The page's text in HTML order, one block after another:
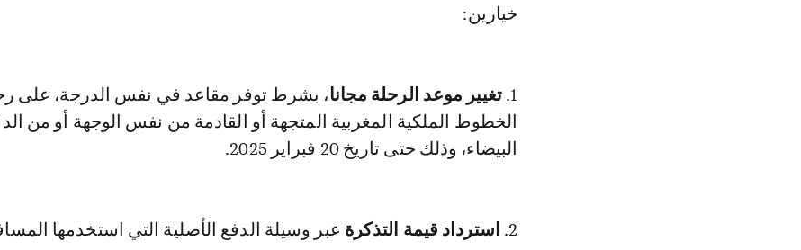
خيارين:
1. تغيير موعد الرحلة مجانا، بشرط توفر مقاعد في نفس الدرجة، على
الخطوط الملكية المغربية المتجهة أو القادمة من نفس الوجهة أو من
البيضاء، وذلك حتى تاريخ 20 فبراير 2025.
2. استرداد قيمة التذكرة عبر وسيلة الدفع الأصلية التي استخدمها